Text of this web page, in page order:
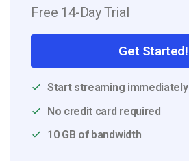
Free 14-Day Trial
Get Started!
Start streaming immediately
No credit card required
10 GB of bandwidth